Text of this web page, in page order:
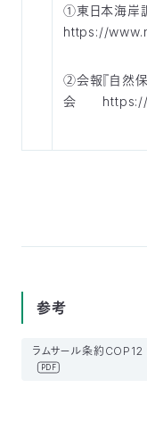
①東日本海岸
https://
②会報『自然
会 https://
参考
ラムサール条約COP12
PDF